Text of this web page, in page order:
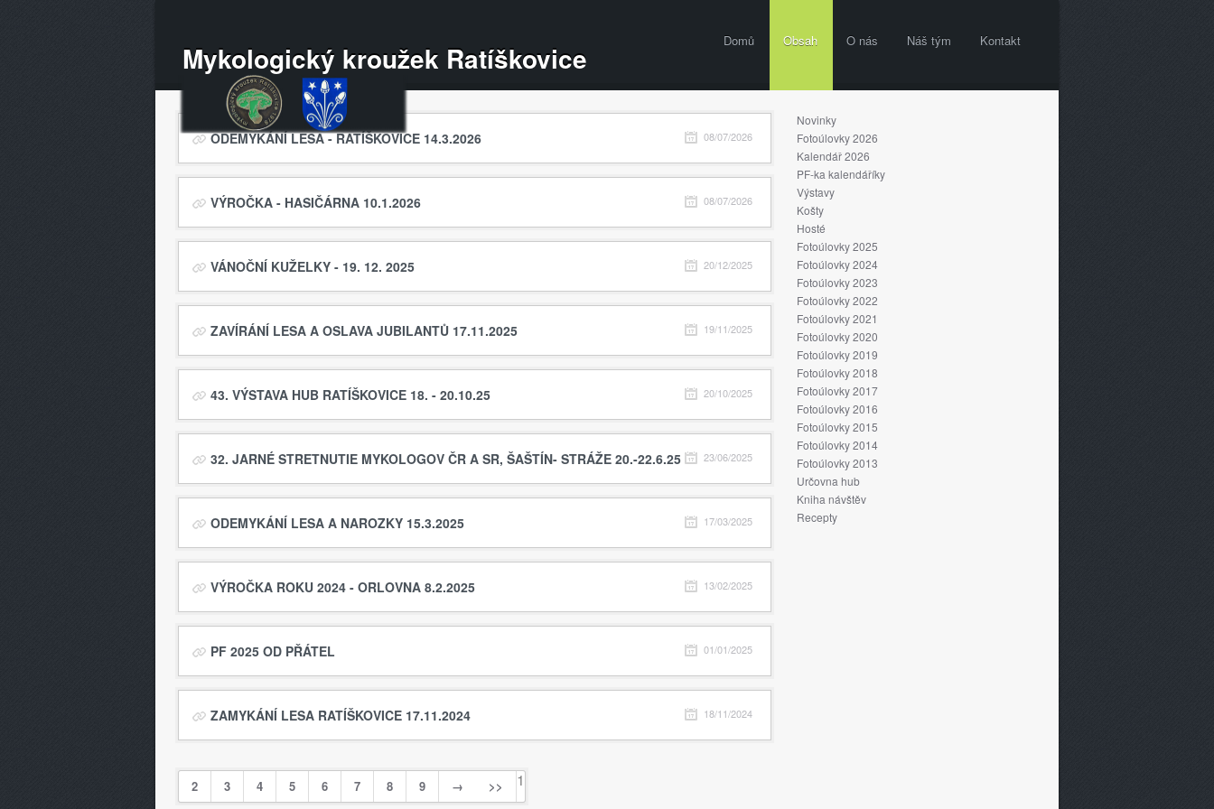
Mykologický kroužek Ratíškovice Domů Obsah O nás Náš tým Kontakt
Novinky
Fotoúlovky 2026
Kalendář 2026
PF-ka kalendáříky
Výstavy
Košty
Hosté
Fotoúlovky 2025
Fotoúlovky 2024
Fotoúlovky 2023
Fotoúlovky 2022
Fotoúlovky 2021
Fotoúlovky 2020
Fotoúlovky 2019
Fotoúlovky 2018
Fotoúlovky 2017
Fotoúlovky 2016
Fotoúlovky 2015
Fotoúlovky 2014
Fotoúlovky 2013
Určovna hub
Kniha návštěv
Recepty
ODEMYKÁNÍ LESA - RATÍŠKOVICE 14.3.2026 08/07/2026
VÝROČKA - HASIČÁRNA 10.1.2026 08/07/2026
VÁNOČNÍ KUŽELKY - 19. 12. 2025 20/12/2025
ZAVÍRÁNÍ LESA A OSLAVA JUBILANTŮ 17.11.2025 19/11/2025
43. VÝSTAVA HUB RATÍŠKOVICE 18. - 20.10.25 20/10/2025
32. JARNÉ STRETNUTIE MYKOLOGOV ČR A SR, ŠAŠTÍN- STRÁŽE 20.-22.6.25 23/06/2025
ODEMYKÁNÍ LESA A NAROZKY 15.3.2025 17/03/2025
VÝROČKA ROKU 2024 - ORLOVNA 8.2.2025 13/02/2025
PF 2025 OD PŘÁTEL 01/01/2025
ZAMYKÁNÍ LESA RATÍŠKOVICE 17.11.2024 18/11/2024
1
2 3 4 5 6 7 8 9 → >>